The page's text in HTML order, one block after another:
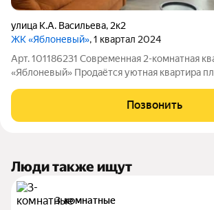
улица К.А. Васильева, 2к2
ЖК «Яблоневый», 1 квартал 2024
Арт. 101186231 Современная 2-комнатная
«Яблоневый» Продаётся уютная квартира
кирпично-монолитный, квартира
этажного здания. Преимущества
Позвонить
Люди также ищут
3-комнатные